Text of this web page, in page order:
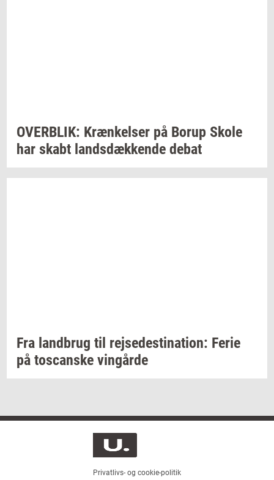
OVER­BLIK: Kræn­kel­ser på Borup Skole
har skabt lands­dæk­ken­de debat
Fra land­brug til rej­se­desti­na­tion: Ferie
på toscan­ske vin­går­de
Privatlivs- og cookie-politik